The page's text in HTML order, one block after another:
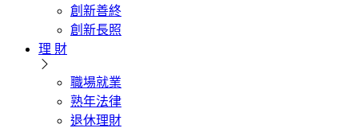
創新善終
創新長照
理 財
職場就業
熟年法律
退休理財